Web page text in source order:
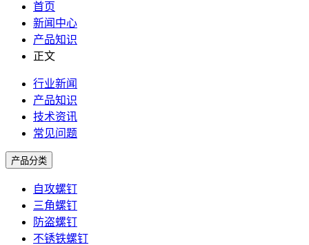
首页
新闻中心
产品知识
正文
行业新闻
产品知识
技术资讯
常见问题
产品分类
自攻螺钉
三角螺钉
防盗螺钉
不锈铁螺钉